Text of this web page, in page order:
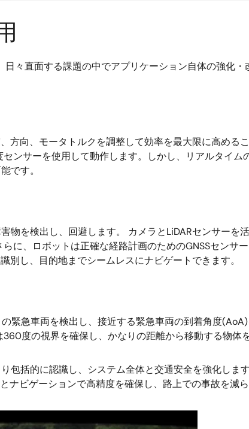
々直面する課題の中でアプリケーション自体の強化
向、モータトルクを調整して効率を最大限に高める
ンサーを使用して動作します。しかし、リアルタイム
です。
を検出し、回避します。 カメラとLiDARセンサーを
に、ロボットは正確な経路計画のためのGNSSセンサ
し、目的地までシームレスにナビゲートできます。
急車両を検出し、接近する緊急車両の到着角度(AoA)
度の視界を確保し、かなりの距離から移動する物体
括的に認識し、システム全体と交通安全を強化しま
ビゲーションで高精度を確保し、路上での事故を減ら